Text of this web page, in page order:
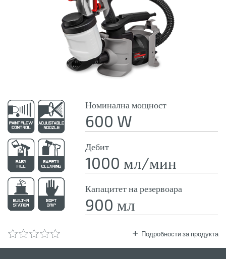
Номинална мощност
600 W
Дебит
1000 мл/мин
Капацитет на резервоара
900 мл
Подробности за продукта